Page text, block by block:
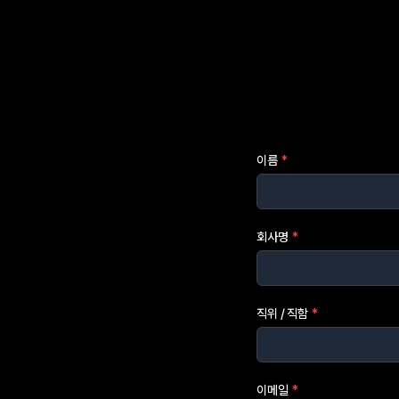
이름 *
회사명 *
직위 / 직함 *
이메일 *